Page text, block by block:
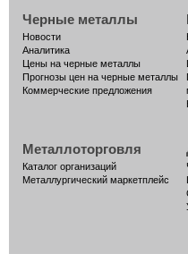
Черные металлы
Новости
Аналитика
Цены на черные металлы
Прогнозы цен на черные металлы
Коммерческие предложения
Металлоторговля
Каталог организаций
Металлургический маркетплейс